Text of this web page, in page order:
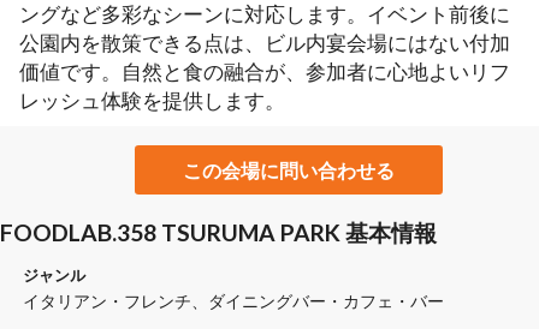
ングなど多彩なシーンに対応します。イベント前後に
公園内を散策できる点は、ビル内宴会場にはない付加
価値です。自然と食の融合が、参加者に心地よいリフ
レッシュ体験を提供します。
この会場に問い合わせる
FOODLAB.358 TSURUMA PARK 基本情報
ジャンル
イタリアン・フレンチ ダイニングバー・カフェ・バー